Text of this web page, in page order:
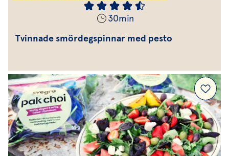
30min
Tvinnade smördegspinnar med pesto